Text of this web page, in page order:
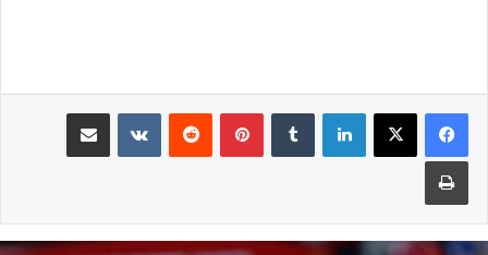
لينكدإن بينتيريست
مشاركة عبر البريد
طباعة